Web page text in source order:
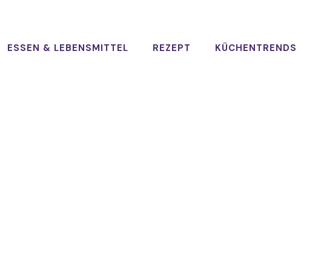
ESSEN & LEBENSMITTEL REZEPT KÜCHENTRENDS